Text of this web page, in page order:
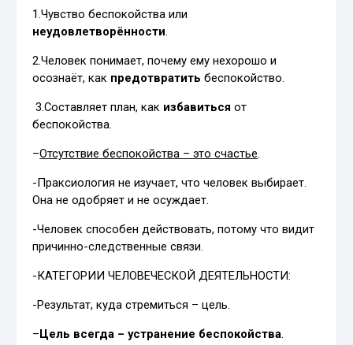
1.Чувство беспокойства или
неудовлетворённости.
2.Человек понимает, почему ему нехорошо и
осознаёт, как предотвратить беспокойство.
3.Составляет план, как избавиться от
беспокойства.
–Отсутствие беспокойства – это счастье.
-Праксиология не изучает, что человек выбирает.
Она не одобряет и не осуждает.
-Человек способен действовать, потому что видит
причинно-следственные связи.
-КАТЕГОРИИ ЧЕЛОВЕЧЕСКОЙ ДЕЯТЕЛЬНОСТИ:
-Результат, куда стремиться – цель.
–Цель всегда – устранение беспокойства.